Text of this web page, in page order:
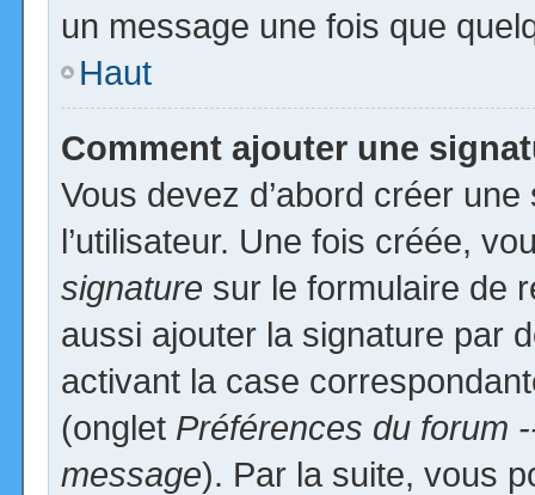
un message une fois que
Haut
Comment ajouter une
Vous devez d’abord créer
l’utilisateur. Une fois créée,
signature sur le formulaire de
aussi ajouter la signature par
activant la case
(onglet Préférences du forum
message). Par la suite, vous